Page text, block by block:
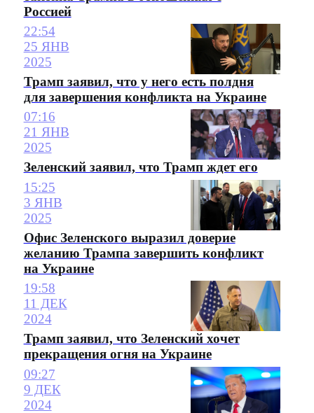
Россией
22:54
25 ЯНВ
2025
Трамп заявил, что у него есть полдня
для завершения конфликта на Украине
07:16
21 ЯНВ
2025
Зеленский заявил, что Трамп ждет его
15:25
3 ЯНВ
2025
Офис Зеленского выразил доверие
желанию Трампа завершить конфликт
на Украине
19:58
11 ДЕК
2024
Трамп заявил, что Зеленский хочет
прекращения огня на Украине
09:27
9 ДЕК
2024